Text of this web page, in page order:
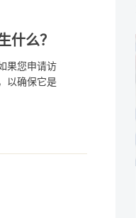
什么？
果您申请访
以确保它是
)